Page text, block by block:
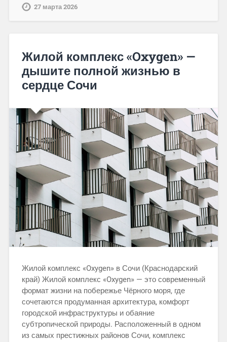
27 марта 2026
Жилой комплекс «Oxygen» —
дышите полной жизнью в
сердце Сочи
Жилой комплекс «Oxygen» в Сочи (Краснодарский
край) Жилой комплекс «Oxygen» — это современный
формат жизни на побережье Чёрного моря, где
сочетаются продуманная архитектура, комфорт
городской инфраструктуры и обаяние
субтропической природы. Расположенный в одном
из самых престижных районов Сочи, комплекс